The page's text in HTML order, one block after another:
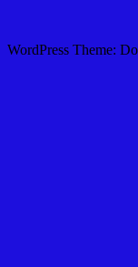
WordPress Theme: